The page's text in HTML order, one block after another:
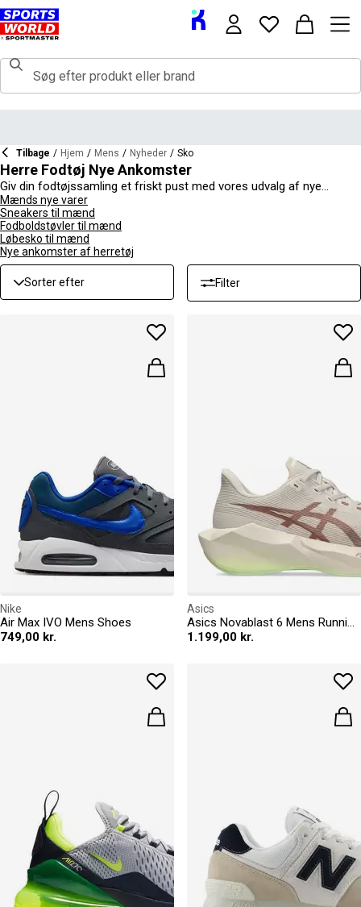
Tilbage / Hjem / Mens / Nyheder / Sko
Herre Fodtøj Nye Ankomster
Giv din fodtøjssamling et friskt pust med vores udvalg af nye
herrefodtøj, der bringer dig uundgåelige stilarter til hverdagsbrug. Der
er en række forskellige muligheder at vælge imellem, herunder
løbesko og fodboldstøvler til træningssko og arbejdssko, hvilket
betyder, at du kan finde et bredt udvalg af produkter, der passer til
dine behov. Med store mærker som
Mænds nye varer
Sneakers til mænd
Fodboldstøvler til mænd
Løbesko til mænd
Nye ankomster af herretøj
Sorter efter Filter
Nike
Air Max IVO Mens Shoes
749,00 kr.
Asics
Asics Novablast 6 Mens Running Shoes
1.199,00 kr.